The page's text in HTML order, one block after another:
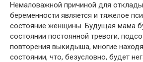
Немаловажной причиной для
беременности является и тяжелое
состояние женщины. Будущая мама
состоянии постоянной тревоги,
повторения выкидыша, многие
состоянии, что, безусловно, будет